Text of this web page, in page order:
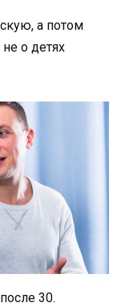
а потом
о детях
30.